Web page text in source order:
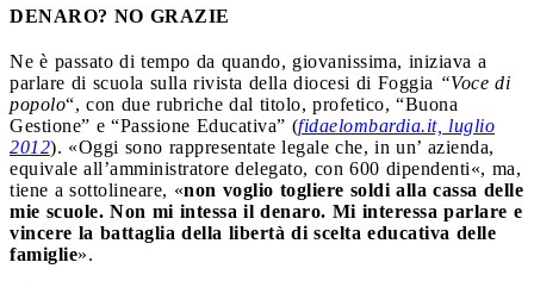
DENARO? NO GRAZIE
Ne è passato di tempo da quando, giovanissima, iniziava a
parlare di scuola sulla rivista della diocesi di Foggia “Voce di
popolo“, con due rubriche dal titolo, profetico, “Buona
Gestione” e “Passione Educativa” (fidaelombardia.it, luglio
2012). «Oggi sono rappresentate legale che, in un’ azienda,
equivale all’amministratore delegato, con 600 dipendenti«, ma,
tiene a sottolineare, «non voglio togliere soldi alla cassa delle
mie scuole. Non mi intessa il denaro. Mi interessa parlare e
vincere la battaglia della libertà di scelta educativa delle
famiglie».